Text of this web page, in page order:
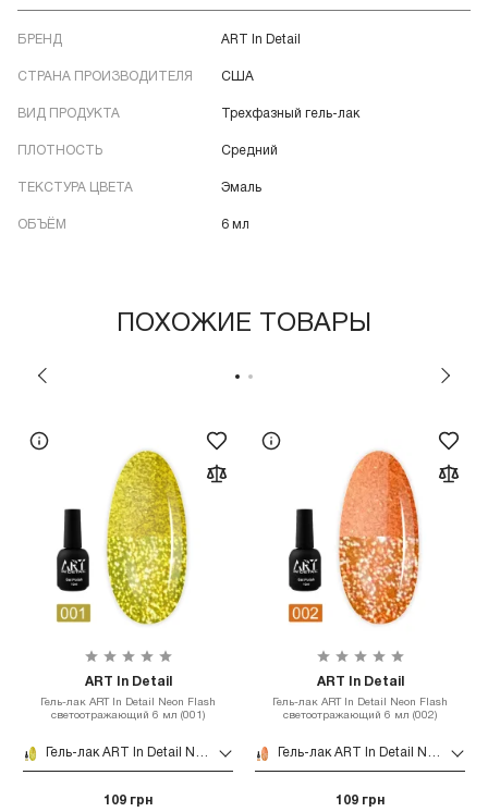
БРЕНД ART In Detail
СТРАНА ПРОИЗВОДИТЕЛЯ США
ВИД ПРОДУКТА Трехфазный гель-лак
ПЛОТНОСТЬ Средний
ТЕКСТУРА ЦВЕТА Эмаль
ОБЪЁМ 6 мл
ПОХОЖИЕ ТОВАРЫ
ART In Detail
Гель-лак ART In Detail Neon Flash
светоотражающий 6 мл (001)
Гель-лак ART In Detail Neon Flash светоотражающий 6 мл (001)
109 грн
ART In Detail
Гель-лак ART In Detail Neon Flash
светоотражающий 6 мл (002)
Гель-лак ART In Detail Neon Flash светоотражающий 6 мл (002)
109 грн